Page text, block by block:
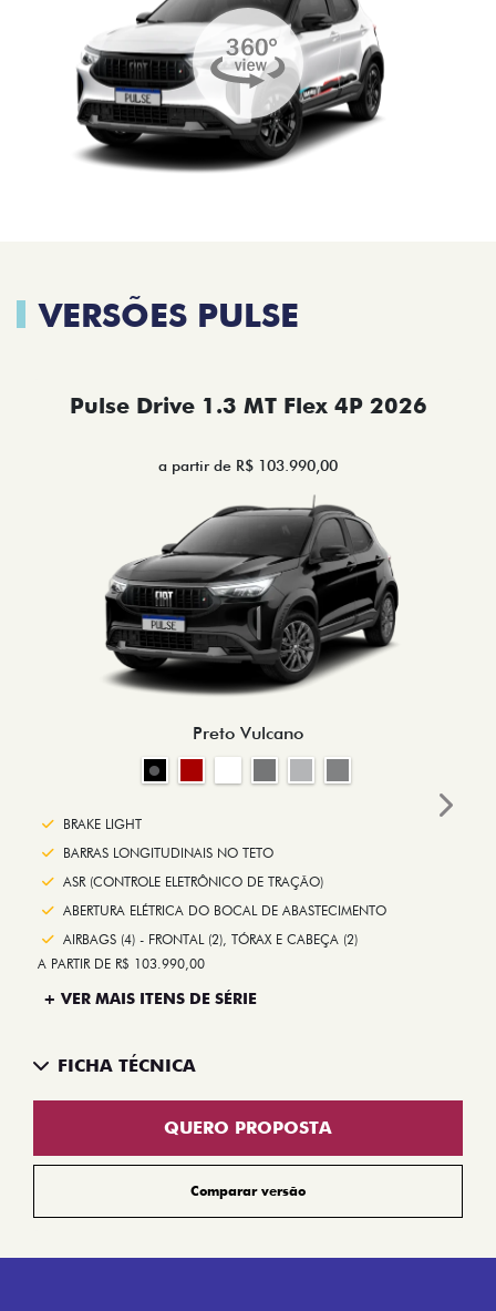
VERSÕES PULSE
Pulse Drive 1.3 MT Flex 4P 2026
a partir de R$ 103.990,00
Preto Vulcano
BRAKE LIGHT
BARRAS LONGITUDINAIS NO TETO
ASR (CONTROLE ELETRÔNICO DE TRAÇÃO)
ABERTURA ELÉTRICA DO BOCAL DE ABASTECIMENTO
AIRBAGS (4) - FRONTAL (2), TÓRAX E CABEÇA (2)
A PARTIR DE R$ 103.990,00
+ VER MAIS ITENS DE SÉRIE
FICHA TÉCNICA
QUERO PROPOSTA
Comparar versão
Next